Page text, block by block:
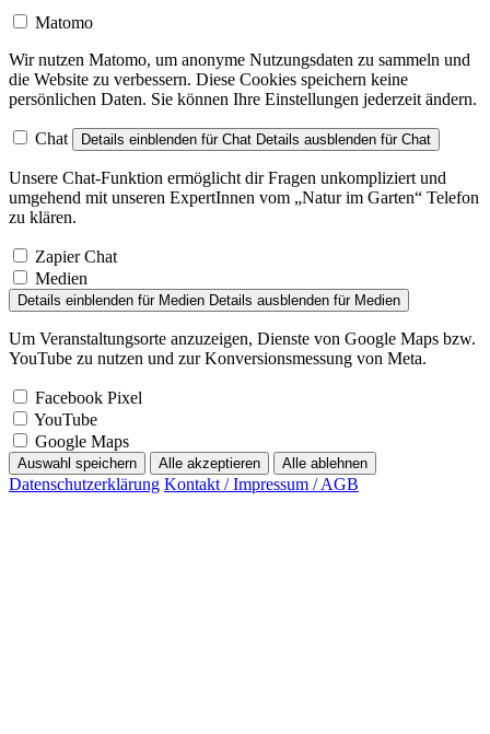
die Website zu verbessern. Diese Cookies speichern keine
persönlichen Daten. Sie können Ihre Einstellungen jederzeit ändern.
Unsere Chat-Funktion ermöglicht dir Fragen unkompliziert und
umgehend mit unseren ExpertInnen vom „Natur im Garten“ Telefon
zu klären.
Medien
Details einblenden
Um Veranstaltungsorte anzuzeigen, Dienste von Google Maps bzw.
YouTube zu nutzen und zur Konversionsmessung von Meta.
YouTube
Google Maps
Auswahl speichern
Datenschutzerklärung Kontakt / Impressum / AGB